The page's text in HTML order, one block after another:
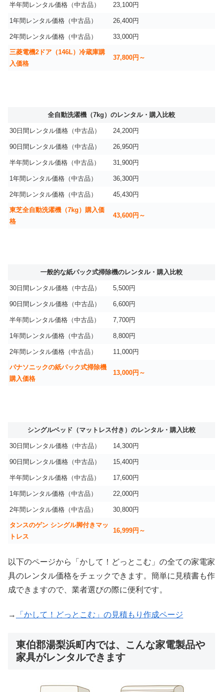
半年間レンタル価格（中古品） 23,100円
1年間レンタル価格（中古品） 26,400円
2年間レンタル価格（中古品） 33,000円
三菱電機2ドア（146L）冷蔵庫購
入価格
37,800円～
全自動洗濯機（7kg）のレンタル・購入比較
30日間レンタル価格（中古品） 24,200円
90日間レンタル価格（中古品） 26,950円
半年間レンタル価格（中古品） 31,900円
1年間レンタル価格（中古品） 36,300円
2年間レンタル価格（中古品） 45,430円
東芝全自動洗濯機（7kg）購入価
格
43,600円～
一般的な紙パック式掃除機のレンタル・購入比較
30日間レンタル価格（中古品） 5,500円
90日間レンタル価格（中古品） 6,600円
半年間レンタル価格（中古品） 7,700円
1年間レンタル価格（中古品） 8,800円
2年間レンタル価格（中古品） 11,000円
パナソニックの紙パック式掃除機
購入価格
13,000円～
シングルベッド（マットレス付き）のレンタル・購入比較
30日間レンタル価格（中古品） 14,300円
90日間レンタル価格（中古品） 15,400円
半年間レンタル価格（中古品） 17,600円
1年間レンタル価格（中古品） 22,000円
2年間レンタル価格（中古品） 30,800円
タンスのゲン シングル脚付きマッ
トレス
16,999円～
以下のページから「かして！どっとこむ」の全ての家電家
具のレンタル価格をチェックできます。簡単に見積書も作
成できますので、業者選びの際に便利です。
→ 「かして！どっとこむ」の見積もり作成ページ
東伯郡湯梨浜町内では、こんな家電製品や
家具がレンタルできます